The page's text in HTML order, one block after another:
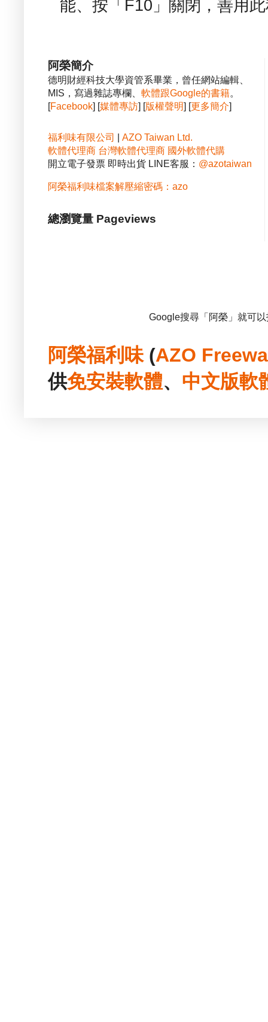
能、按「F10」關閉，善用
阿榮簡介
德明財經科技大學資管系畢業，曾任網站編輯、
MIS，寫過雜誌專欄、 軟體跟Google的書籍。
[Facebook] [媒體專訪] [版權聲明] [更多簡介]
福利味有限公司
AZO Taiwan Ltd.
軟體代理商 台灣軟體代理商 國外軟體代購
開立電子發票 即時出貨 LINE客服： @azotaiwan
阿榮福利味檔案解壓縮密碼：azo
總瀏覽量 Pageviews
Google搜尋「阿榮」就可
阿榮福利味(AZO
供免安裝軟體、 中文版軟